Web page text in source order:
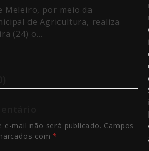
Meleiro, por meio da
de Agricultura, realiza
(24) o…
e-mail não será publicado. Campos
com*